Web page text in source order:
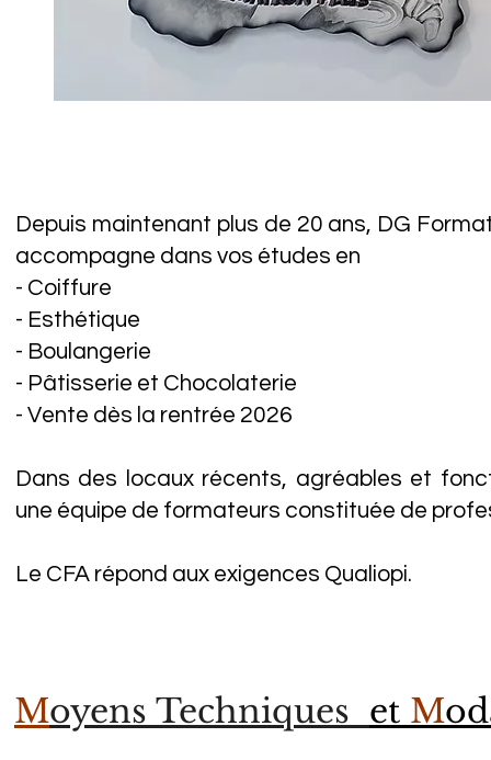
Depuis maintenant plus de 20 ans, DG
accompagne dans vos études en
- Coiffure
- Esthétique
- Boulangerie
- Pâtisserie et Chocolaterie
- Vente dès la rentrée 2026
Dans des locaux récents, agréables et
une équipe de formateurs constituée de
Le CFA répond aux exigences Qualiopi.
Moyens Techniques et M